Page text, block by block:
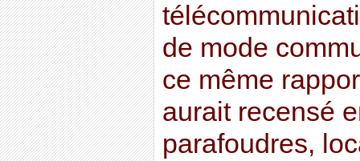
de mode
ce même
aurait recensé
parafoudres,